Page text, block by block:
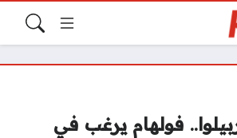
فولهام يرغب في